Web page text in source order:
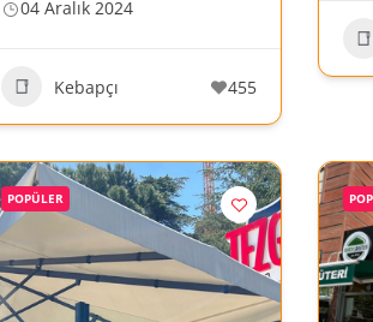
04 Aralık 2024
Kebapçı 455
POPÜLER